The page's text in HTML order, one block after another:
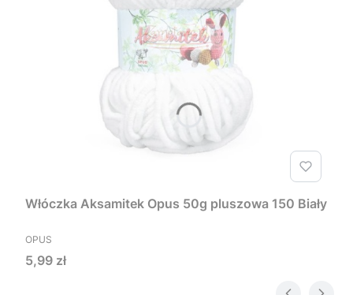
Włóczka Aksamitek Opus 50g pluszowa 150 Biały
PRODUCENT
OPUS
Cena
5,99 zł